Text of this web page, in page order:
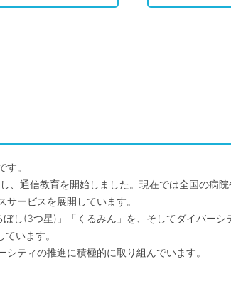
。
、通信教育を開始しました。現在では全国の病
ービスを展開しています。
し(3つ星)」「くるみん」を、そしてダイバー
います。
ティの推進に積極的に取り組んでいます。